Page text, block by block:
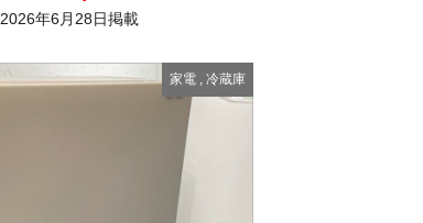
2026年6月28日掲載
家電 ,冷蔵庫